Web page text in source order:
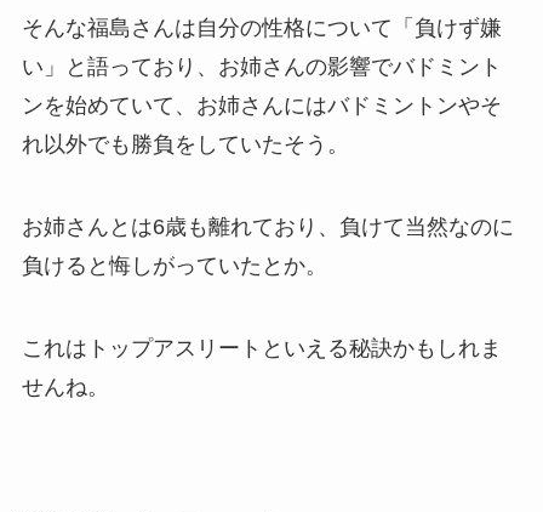
そんな福島さんは自分の性格について「負けず嫌
い」と語っており、お姉さんの影響でバドミント
ンを始めていて、お姉さんにはバドミントンやそ
れ以外でも勝負をしていたそう。
お姉さんとは6歳も離れており、負けて当然なのに
負けると悔しがっていたとか。
これはトップアスリートといえる秘訣かもしれま
せんね。